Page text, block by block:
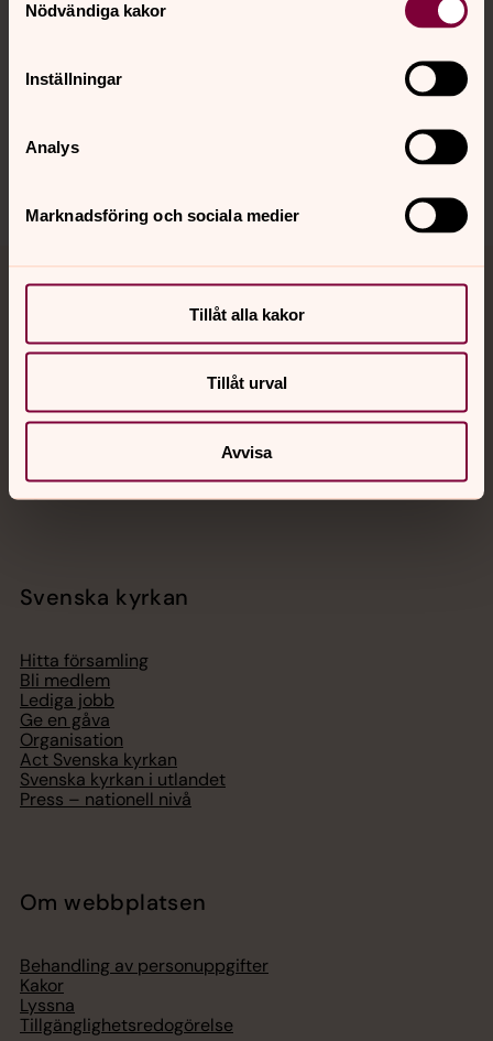
Nödvändiga kakor
Inställningar
Analys
Marknadsföring och sociala medier
Tillåt alla kakor
Tillåt urval
Avvisa
Akut samtals- och krisstöd. Prata eller chatta anonymt
med en präst på kvällar och nätter.
Telefon 112
Svenska kyrkan
Hitta församling
Bli medlem
Lediga jobb
Ge en gåva
Organisation
Act Svenska kyrkan
Svenska kyrkan i utlandet
Press – nationell nivå
Om webbplatsen
Behandling av personuppgifter
Kakor
Lyssna
Tillgänglighetsredogörelse